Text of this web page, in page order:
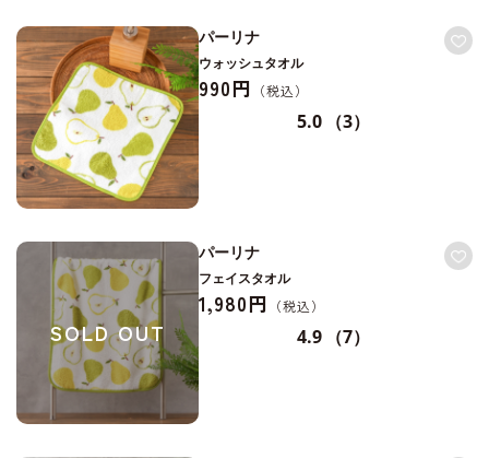
パーリナ
ウォッシュタオル
990円
5.0 （3）
SOLD OUT
パーリナ
フェイスタオル
1,980円
4.9 （7）